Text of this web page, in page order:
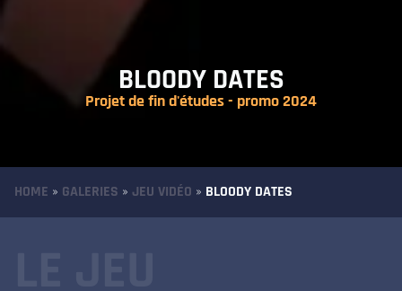
BLOODY DATES
Projet de fin d'études - promo 2024
HOME » GALERIES » JEU VIDÉO » BLOODY DATES